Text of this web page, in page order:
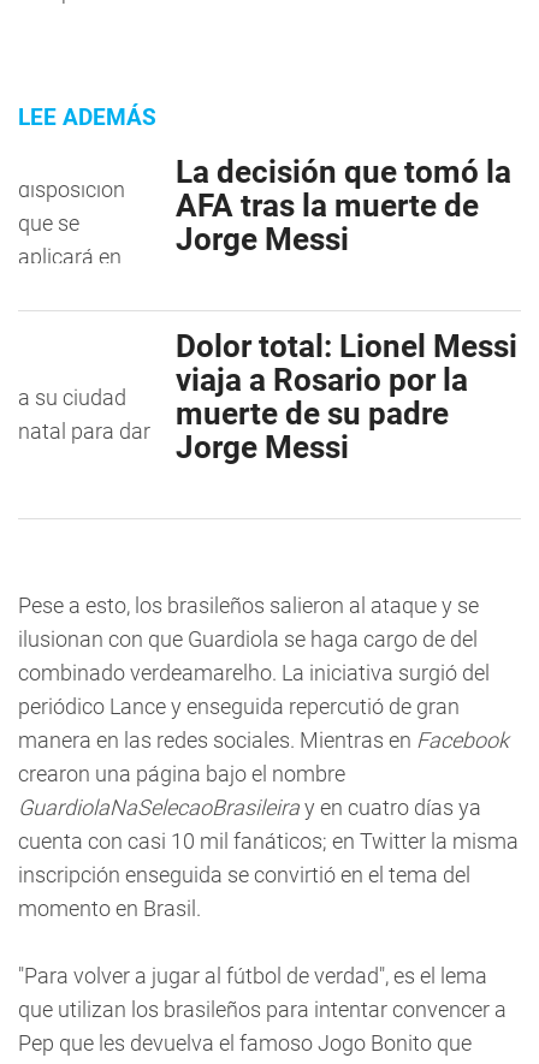
LEE ADEMÁS
La decisión que tomó la
AFA tras la muerte de
Jorge Messi
Dolor total: Lionel Messi
viaja a Rosario por la
muerte de su padre
Jorge Messi
Pese a esto, los brasileños salieron al ataque y se
ilusionan con que Guardiola se haga cargo de del
combinado verdeamarelho. La iniciativa surgió del
periódico Lance y enseguida repercutió de gran
manera en las redes sociales. Mientras en Facebook
crearon una página bajo el nombre
GuardiolaNaSelecaoBrasileiray en cuatro días ya
cuenta con casi 10 mil fanáticos; en Twitter la misma
inscripción enseguida se convirtió en el tema del
momento en Brasil.
"Para volver a jugar al fútbol de verdad", es el lema
que utilizan los brasileños para intentar convencer a
Pep que les devuelva el famoso Jogo Bonito que